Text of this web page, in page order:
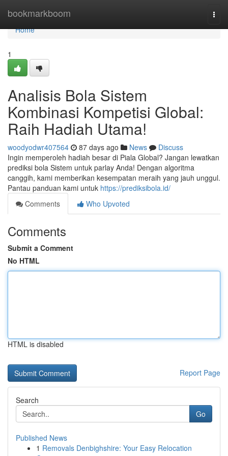
bookmarkboom
Home
Home
1
Analisis Bola Sistem
Kombinasi Kompetisi Global:
Raih Hadiah Utama!
woodyodwr407564 87 days ago News
Discuss
Ingin memperoleh hadiah besar di Piala Global? Jangan lewatkan
prediksi bola Sistem untuk parlay Anda! Dengan algoritma
canggih, kami memberikan kesempatan meraih yang jauh unggul.
Pantau panduan kami untuk https://prediksibola.id/
Comments
Who Upvoted
Comments
Submit a Comment
No HTML
HTML is disabled
Report Page
Search
Go
Published News
1 Removals Denbighshire: Your Easy Relocation